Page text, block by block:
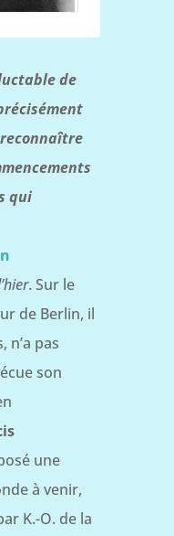
de
qui
. Sur le
de Berlin, il
n’a pas
son
une
à venir,
K.-O. de la